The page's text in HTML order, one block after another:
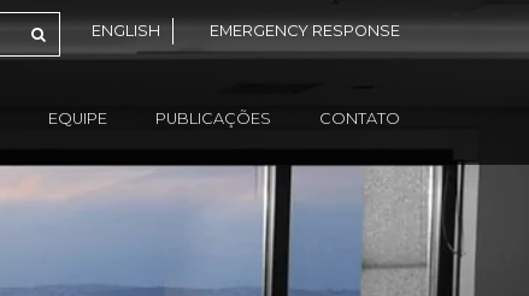
ENGLISH EMERGENCY RESPONSE
EQUIPE PUBLICAÇÕES CONTATO